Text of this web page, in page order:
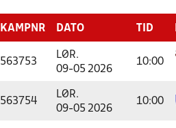
KAMPNR DATO TID
563753
LØR.
09-05 2026
10:00
563754
LØR.
09-05 2026
10:00